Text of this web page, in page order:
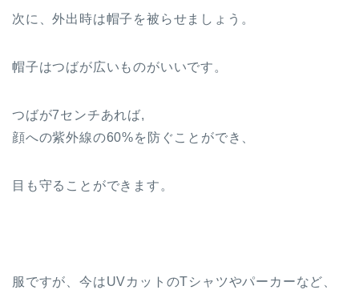
次に、外出時は帽子を被らせましょう。
帽子はつばが広いものがいいです。
つばが7センチあれば,
顔への紫外線の60%を防ぐことができ、
目も守ることができます。
服ですが、今はUVカットのTシャツやパーカーなど、